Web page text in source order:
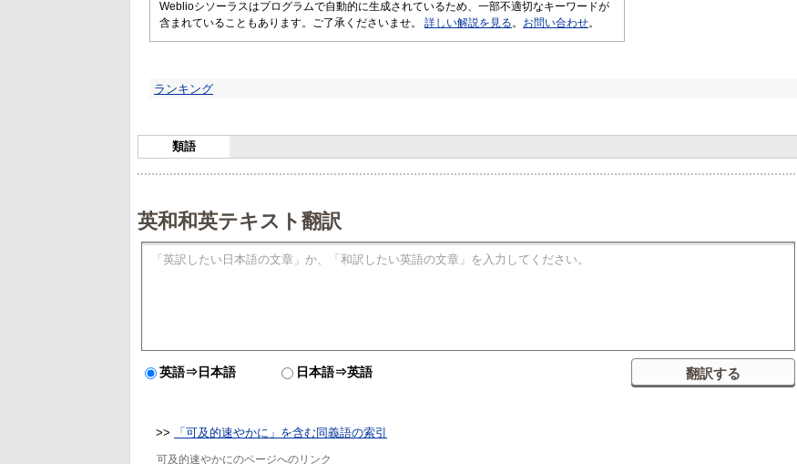
Weblioシソーラスはプログラムで自動的に生成されているため、一部不適切なキーワードが
含まれていることもあります。ご了承くださいませ。 詳しい解説を見る 。 お問い合わせ。
ランキング
類語
英和和英テキスト翻訳
英語⇒日本語 日本語⇒英語
>> 「可及的速やかに」を含む同義語の索引
可及的速やかにのページへのリンク